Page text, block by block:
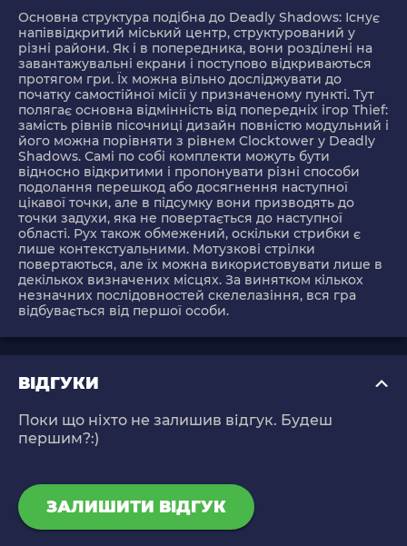
Основна структура подібна до Deadly Shadows: Існує
напіввідкритий міський центр, структурований у
різні райони. Як і в попередника, вони розділені на
завантажувальні екрани і поступово відкриваються
протягом гри. Їх можна вільно досліджувати до
початку самостійної місії у призначеному пункті. Тут
полягає основна відмінність від попередніх ігор Thief:
замість рівнів пісочниці дизайн повністю модульний і
його можна порівняти з рівнем Clocktower у Deadly
Shadows. Самі по собі комплекти можуть бути
відносно відкритими і пропонувати різні способи
подолання перешкод або досягнення наступної
цікавої точки, але в підсумку вони призводять до
точки задухи, яка не повертається до наступної
області. Рух також обмежений, оскільки стрибки є
лише контекстуальними. Мотузкові стрілки
повертаються, але їх можна використовувати лише в
декількох визначених місцях. За винятком кількох
незначних послідовностей скелелазіння, вся гра
відбувається від першої особи.
ВІДГУКИ
Поки що ніхто не залишив відгук. Будеш
першим?:)
ЗАЛИШИТИ ВІДГУК